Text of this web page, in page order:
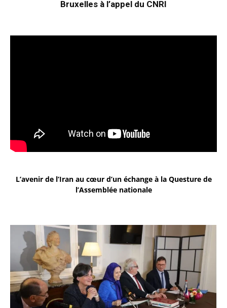
Bruxelles à l’appel du CNRI
L’avenir de l’Iran au cœur d’un échange à la Questure de
l’Assemblée nationale